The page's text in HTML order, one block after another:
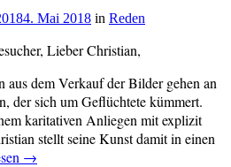
4. Mai 2018 von
redaktion
in Reden
Lieber Christian,
aus dem Verkauf der Bilder gehen an
der sich um Geflüchtete kümmert.
karitativen Anliegen mit explizit
stellt seine Kunst damit in einen
→